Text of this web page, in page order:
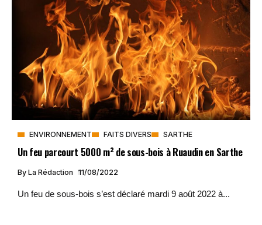
ENVIRONNEMENT FAITS DIVERS SARTHE
Un feu parcourt 5000 m² de sous-bois à Ruaudin en Sarthe
By La Rédaction 11/08/2022
Un feu de sous-bois s’est déclaré mardi 9 août 2022 à...